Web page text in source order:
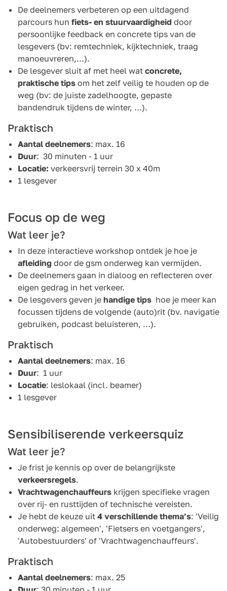
De deelnemers verbeteren op een uitdagend
parcours hun fiets- en stuurvaardigheid door
persoonlijke feedback en concrete tips van de
lesgevers (bv: remtechniek, kijktechniek, traag
manoeuvreren,…).
De lesgever sluit af met heel wat concrete,
praktische tips om het zelf veilig te houden op de
weg (bv: de juiste zadelhoogte, gepaste
bandendruk tijdens de winter, …).
Praktisch
Aantal deelnemers: max. 16
Duur: 30 minuten - 1 uur
Locatie: verkeersvrij terrein 30 x 40m
1 lesgever
Focus op de weg
Wat leer je?
In deze interactieve workshop ontdek je hoe je
afleiding door de gsm onderweg kan vermijden.
De deelnemers gaan in dialoog en reflecteren over
eigen gedrag in het verkeer.
De lesgevers geven je handige tips hoe je meer kan
focussen tijdens de volgende (auto)rit (bv. navigatie
gebruiken, podcast beluisteren, …).
Praktisch
Aantal deelnemers: max. 16
Duur: 1 uur
Locatie: leslokaal (incl. beamer)
1 lesgever
Sensibiliserende verkeersquiz
Wat leer je?
Je frist je kennis op over de belangrijkste
verkeersregels.
Vrachtwagenchauffeurs krijgen specifieke vragen
over rij- en rusttijden of technische vereisten.
Je hebt de keuze uit 4 verschillende thema’s: 'Veilig
onderweg: algemeen', 'Fietsers en voetgangers',
'Autobestuurders' of 'Vrachtwagenchauffeurs'.
Praktisch
Aantal deelnemers: max. 25